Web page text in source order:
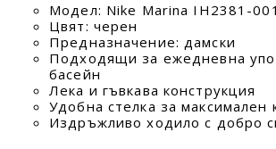
Модел: Nike Marina IH2381-001
Цвят: черен
Предназначение: дамски
Подходящи за ежедневна
басейн
Лека и гъвкава конструкция
Удобна стелка за максимален
Издръжливо ходило с добро